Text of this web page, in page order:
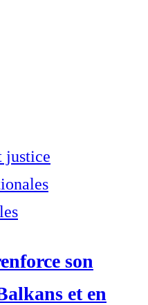
justice
son
et en